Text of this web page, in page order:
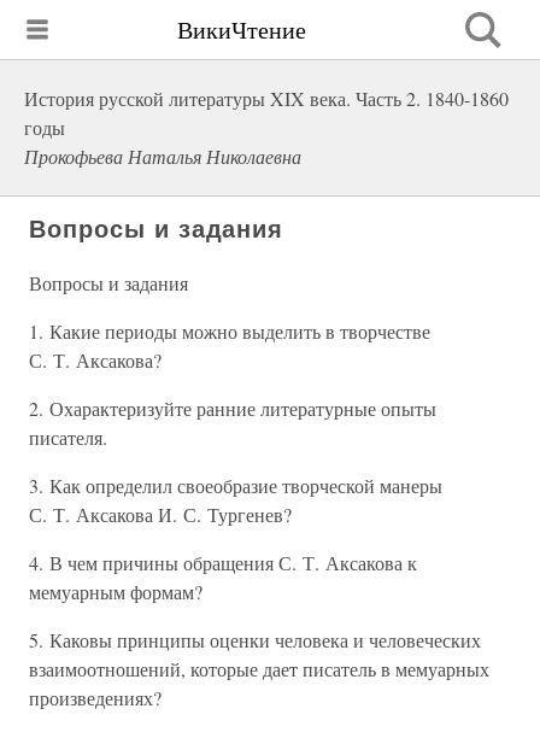
ВикиЧтение
История русской литературы XIX века. Часть 2. 1840-1860
годы
Прокофьева Наталья Николаевна
Вопросы и задания
Вопросы и задания
1. Какие периоды можно выделить в творчестве
С. Т. Аксакова?
2. Охарактеризуйте ранние литературные опыты
писателя.
3. Как определил своеобразие творческой манеры
С. Т. Аксакова И. С. Тургенев?
4. В чем причины обращения С. Т. Аксакова к
мемуарным формам?
5. Каковы принципы оценки человека и человеческих
взаимоотношений, которые дает писатель в мемуарных
произведениях?